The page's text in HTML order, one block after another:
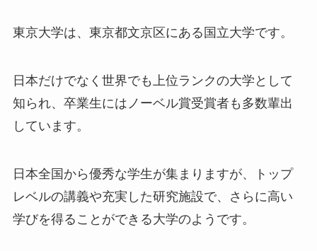
東京大学は、東京都文京区にある国立大学です。
日本だけでなく世界でも上位ランクの大学として
知られ、卒業生にはノーベル賞受賞者も多数輩出
しています。
日本全国から優秀な学生が集まりますが、トップ
レベルの講義や充実した研究施設で、さらに高い
学びを得ることができる大学のようです。